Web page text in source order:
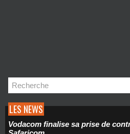
LES NEWS
Vodacom finalise sa prise de